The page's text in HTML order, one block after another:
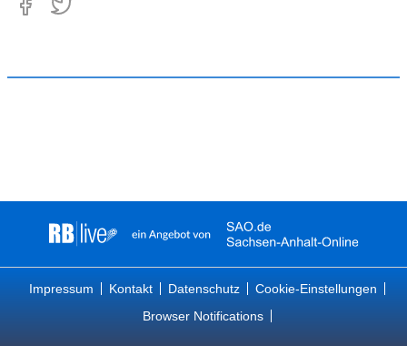
Impressum Kontakt Datenschutz
Cookie-Einstellungen
Browser Notifications